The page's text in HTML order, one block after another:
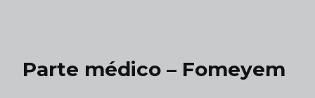
Parte médico – Fomeyem